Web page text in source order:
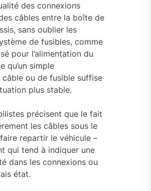
des connexions
câbles entre la boîte de
sans oublier les
de fusibles, comme
pour l’alimentation du
qu’un simple
ou de fusible suffise
plus stable.
précisent que le fait
les câbles sous le
repartir le véhicule –
qui tend à indiquer une
dans les connexions ou
état.